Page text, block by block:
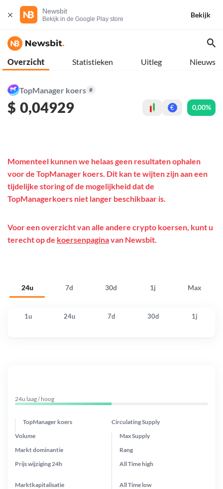
Newsbit
Bekijk in de Google Play store
Bekijk
Overzicht Statistieken Uitleg Nieuws
TopManager koers #
$ 0,04929 € 0,00%
24u 7d 30d 1j Max
Momenteel kunnen we helaas geen resultaten ophalen
voor de TopManager koers. Dit kan te wijten zijn aan een
tijdelijke storing of de mogelijkheid dat de
TopManagerkoers niet langer beschikbaar is.
Voor een overzicht van alle andere crypto koersen, kunt u
terecht op de koersenpaginavan Newsbit.
1u 24u 7d 30d 1j
24u laag / hoog
TopManager koers Circulating Supply
Prijs wijziging 24h
Max Supply
Markt dominantie
Marktkapitalisatie
Volume
Rang
All Timehigh
All Time low